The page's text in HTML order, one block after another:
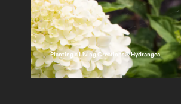
Planting a Living Creations® Hydrangea